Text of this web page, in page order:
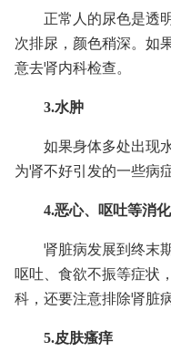
正常人的尿色是透
次排尿，颜色稍深。如
意去肾内科检查。
3.水肿
如果身体多处出现
为肾不好引发的一些病症
4.恶心、呕吐等消
肾脏病发展到终末
呕吐、食欲不振等症状
科，还要注意排除肾脏病
5.皮肤瘙痒